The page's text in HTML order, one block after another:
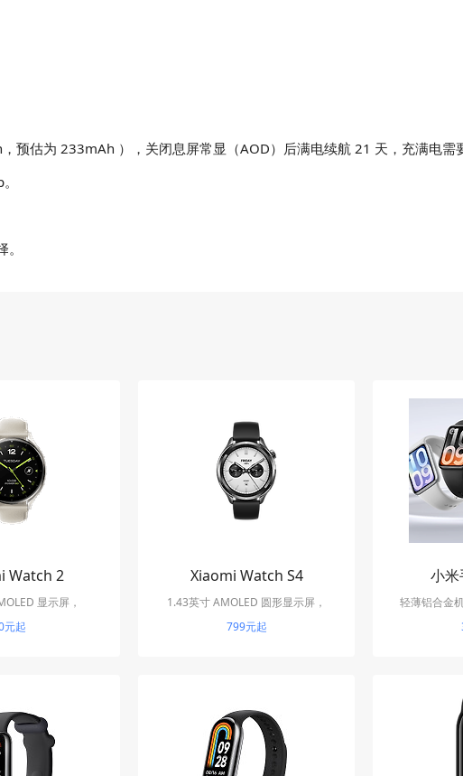
预估为 233mAh ），关闭息屏常显（AOD）后满电续航 21 天，充满电需
Watch 2
显示屏，
，最高约600尼特亮
元起
Xiaomi Watch S4
1.43英寸 AMOLED 圆形显示屏，
466×466 分辨率
799元起
小
轻薄铝合金
理